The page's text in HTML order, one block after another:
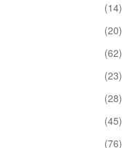
(14)
(20)
(62)
(23)
(28)
(45)
(76)